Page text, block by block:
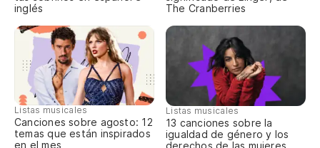
inglés
The Cranberries
Listas musicales
Canciones sobre agosto: 12
temas que están inspirados
en el mes
Listas musicales
13 canciones sobre la
igualdad de género y los
derechos de las mujeres